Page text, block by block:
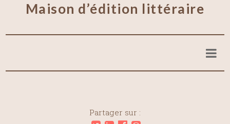
Maison d’édition littéraire
Partager sur :